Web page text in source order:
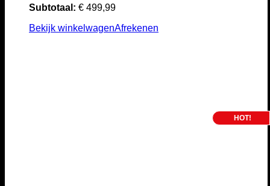
Subtotaal: € 499,99
Bekijk winkelwagenAfrekenen